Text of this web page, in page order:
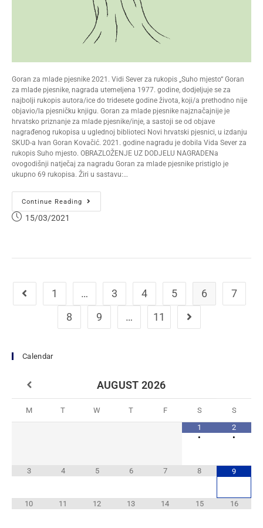
Goran za mlade pjesnike 2021. Vidi Sever za rukopis „Suho mjesto“ Goran
za mlade pjesnike, nagrada utemeljena 1977. godine, dodjeljuje se za
najbolji rukopis autora/ice do tridesete godine života, koji/a prethodno nije
objavio/la pjesničku knjigu. Goran za mlade pjesnike najznačajnije je
hrvatsko priznanje za mlade pjesnike/inje, a sastoji se od objave
nagrađenog rukopisa u uglednoj biblioteci Novi hrvatski pjesnici, u izdanju
SKUD-a Ivan Goran Kovačić. 2021. godine nagradu je dobila Vida Sever za
rukopis Suho mjesto. OBRAZLOŽENJE UZ DODJELU NAGRADENa
ovogodišnji natječaj za nagradu Goran za mlade pjesnike pristiglo je
ukupno 69 rukopisa. Žiri u sastavu:…
Continue Reading
15/03/2021
1 … 3 4 5 6
7
8
9 … 11
Calendar
AUGUST 2026
M T W T F S
S
1
•
2
•
3 4 5 6 7 8 9
10 11 12 13 14 15 16